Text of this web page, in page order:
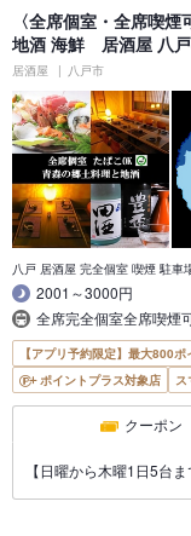
〈全席個室・全席喫
地酒 海鮮 居酒屋 八
居酒屋 八戸市
八戸 居酒屋 完全個室 喫煙 駐車
2001～3000円
全席完全個室全席喫
【アプリ予約限定】最大800
ポイントプラス対象店
ス
クーポン
【日曜から木曜1日5台